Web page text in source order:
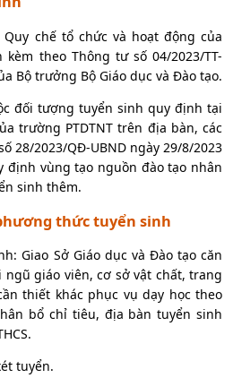
chế tổ chức và hoạt động của
theo Thông tư số 04/2023/TT-
Bộ trưởng Bộ Giáo dục và Đào tạo.
đối tượng tuyển sinh quy định tại
trường PTDTNT trên địa bàn, các
28/2023/QĐ-UBND ngày 29/8/2023
định vùng tạo nguồn đào tạo nhân
sinh thêm.
thức tuyển sinh
Giao Sở Giáo dục và Đào tạo căn
giáo viên, cơ sở vật chất, trang
thiết khác phục vụ dạy học theo
bổ chỉ tiêu, địa bàn tuyển sinh
tuyển.